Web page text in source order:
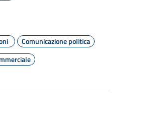
Comunicazione politica